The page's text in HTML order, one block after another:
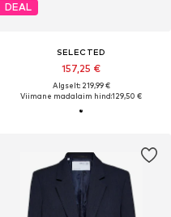
DEAL
SELECTED
157,25 €
Algselt: 219,99 €
Viimane madalaim hind:129,50 €